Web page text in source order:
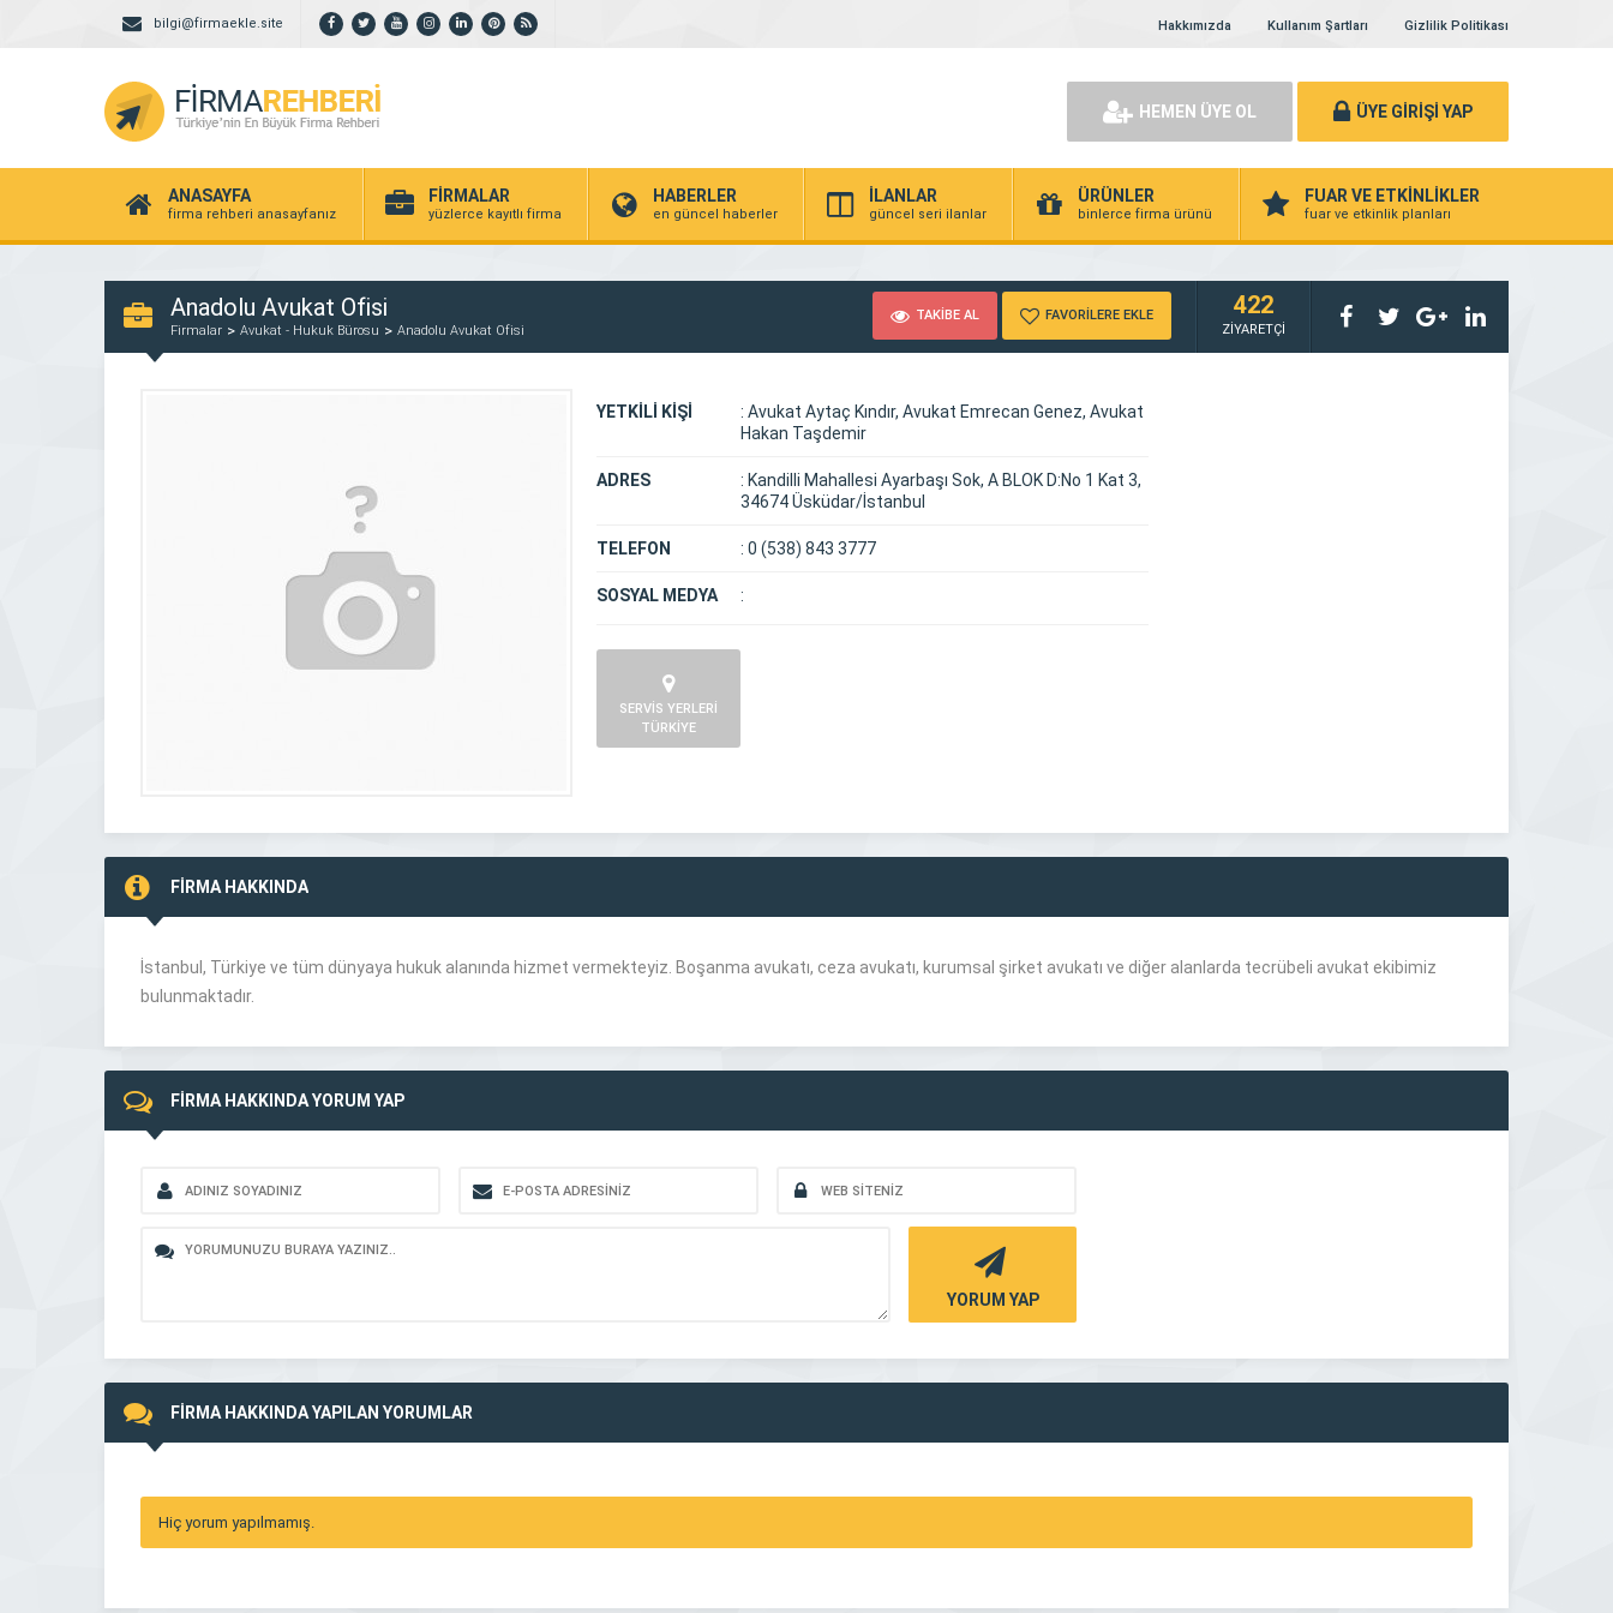
bilgi@firmaekle.site Hakkımızda Kullanım Şartları Gizlilik Politikası
HEMEN ÜYE OL ÜYE GİRİŞİ YAP
ANASAYFA
firma rehberi anasayfanız
FİRMALAR
yüzlerce kayıtlı firma
HABERLER
en güncel haberler
İLANLAR
güncel seri ilanlar
ÜRÜNLER
binlerce firma ürünü
FUAR VE ETKİNLİKLER
fuar ve etkinlik planları
Anadolu Avukat Ofisi
Firmalar Avukat - Hukuk Bürosu Anadolu Avukat Ofisi
TAKİBE AL FAVORİLERE EKLE 422
ZİYARETÇİ
YETKİLİ KİŞİ : Avukat Aytaç Kındır, Avukat Emrecan Genez, Avukat
Hakan Taşdemir
ADRES : Kandilli Mahallesi Ayarbaşı Sok, A BLOK D:No 1 Kat 3,
34674 Üsküdar/İstanbul
TELEFON : 0 (538) 843 3777
SOSYAL MEDYA :
SERVİS YERLERİ
TÜRKİYE
FİRMA HAKKINDA
İstanbul, Türkiye ve tüm dünyaya hukuk alanında hizmet vermekteyiz. Boşanma avukatı, ceza avukatı, kurumsal şirket avukatı ve diğer alanlarda tecrübeli avukat ekibimiz
bulunmaktadır.
FİRMA HAKKINDA YORUM YAP
YORUM YAP
FİRMA HAKKINDA YAPILAN YORUMLAR
Hiç yorum yapılmamış.